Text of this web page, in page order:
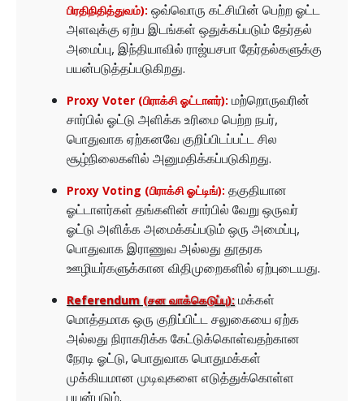
பிரதிநிதித்துவம்): ஒவ்வொரு கட்சியின் பெற்ற ஓட்ட
அளவுக்கு ஏற்ப இடங்கள் ஒதுக்கப்படும் தேர்தல்
அமைப்பு, இந்தியாவில் ராஜ்யசபா தேர்தல்களுக்கு
பயன்படுத்தப்படுகிறது.
Proxy Voter (பிராக்சி ஓட்டாளர்): மற்றொருவரின்
சார்பில் ஓட்டு அளிக்க உரிமை பெற்ற நபர்,
பொதுவாக ஏற்கனவே குறிப்பிடப்பட்ட சில
சூழ்நிலைகளில் அனுமதிக்கப்படுகிறது.
Proxy Voting (பிராக்சி ஓட்டிங்): தகுதியான
ஓட்டாளர்கள் தங்களின் சார்பில் வேறு ஒருவர்
ஓட்டு அளிக்க அமைக்கப்படும் ஒரு அமைப்பு,
பொதுவாக இராணுவ அல்லது தூதரக
ஊழியர்களுக்கான விதிமுறைகளில் ஏற்புடையது.
Referendum (சன வாக்கெடுப்பு): மக்கள்
மொத்தமாக ஒரு குறிப்பிட்ட சலுகையை ஏற்க
அல்லது நிராகரிக்க கேட்டுக்கொள்வதற்கான
நேரடி ஓட்டு, பொதுவாக பொதுமக்கள்
முக்கியமான முடிவுகளை எடுத்துக்கொள்ள
பயன்படும்.